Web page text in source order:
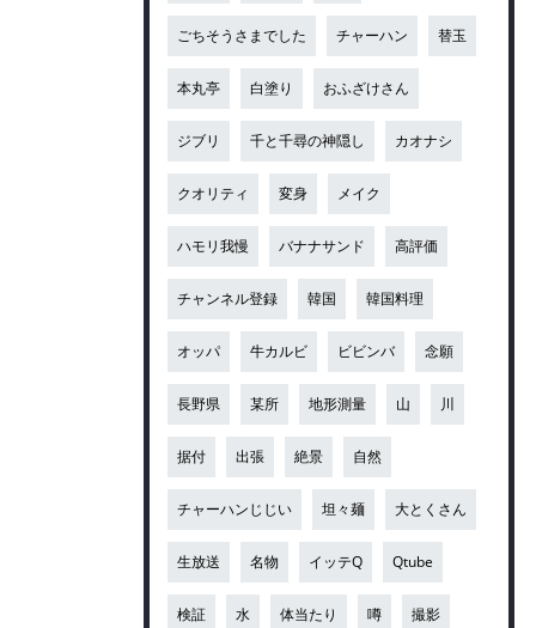
ごちそうさまでした チャーハン 替玉
本丸亭 白塗り おふざけさん
ジブリ 千と千尋の神隠し カオナシ
クオリティ 変身 メイク
ハモリ我慢 バナナサンド 高評価
チャンネル登録 韓国 韓国料理
オッパ 牛カルビ ビビンバ 念願
長野県 某所 地形測量 山 川
据付 出張 絶景 自然
チャーハンじじい 坦々麺 大とくさん
生放送 名物 イッテQ Qtube
検証 水 体当たり 噂 撮影